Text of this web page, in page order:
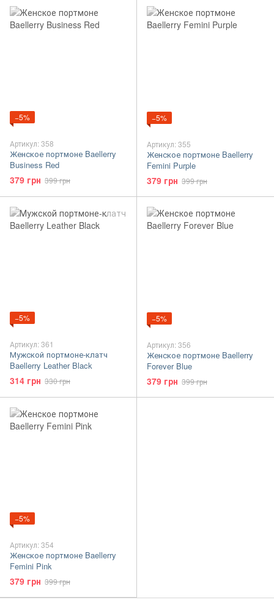
−5%
Артикул: 358
Женское портмоне Baellerry
Business Red
379 грн 399 грн
−5%
Артикул: 355
Женское портмоне Baellerry
Femini Purple
379 грн 399 грн
−5%
Артикул: 361
Мужской портмоне-клатч
Baellerry Leather Black
314 грн 330 грн
−5%
Артикул: 356
Женское портмоне Baellerry
Forever Blue
379 грн 399 грн
−5%
Артикул: 354
Женское портмоне Baellerry
Femini Pink
379 грн 399 грн